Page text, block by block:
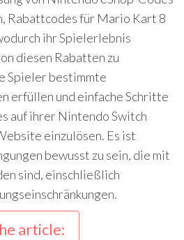
Rabattcodes für Mario Kart 8
ihr Spielerlebnis
diesen Rabatten zu
Spieler bestimmte
erfüllen und einfache Schritte
auf ihrer Nintendo Switch
einzulösen. Es ist
bewusst zu sein, die mit
sind, einschließlich
article: